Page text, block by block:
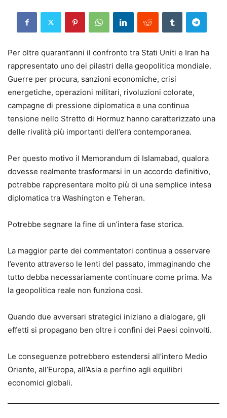
Per oltre quarant’anni il confronto tra Stati Uniti e Iran ha
rappresentato uno dei pilastri della geopolitica mondiale.
Guerre per procura, sanzioni economiche, crisi
energetiche, operazioni militari, rivoluzioni colorate,
campagne di pressione diplomatica e una continua
tensione nello Stretto di Hormuz hanno caratterizzato una
delle rivalità più importanti dell’era contemporanea.
Per questo motivo il Memorandum di Islamabad, qualora
dovesse realmente trasformarsi in un accordo definitivo,
potrebbe rappresentare molto più di una semplice intesa
diplomatica tra Washington e Teheran.
Potrebbe segnare la fine di un’intera fase storica.
La maggior parte dei commentatori continua a osservare
l’evento attraverso le lenti del passato, immaginando che
tutto debba necessariamente continuare come prima. Ma
la geopolitica reale non funziona così.
Quando due avversari strategici iniziano a dialogare, gli
effetti si propagano ben oltre i confini dei Paesi coinvolti.
Le conseguenze potrebbero estendersi all’intero Medio
Oriente, all’Europa, all’Asia e perfino agli equilibri
economici globali.